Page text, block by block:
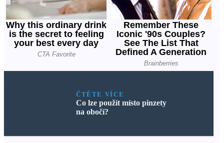
ČTĚTE VÍCE
Co lze použít místo pinzety
na obočí?